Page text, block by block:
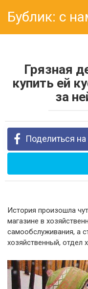
контенту
Бублик: с
Грязная
купить ей
за
Поделиться
История произошла
магазине в
самообслуживания, а
хозяйственный, отдел